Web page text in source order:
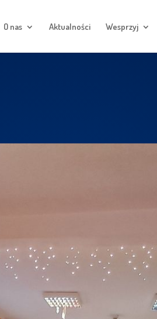
O nas Aktualności Wesprzyj